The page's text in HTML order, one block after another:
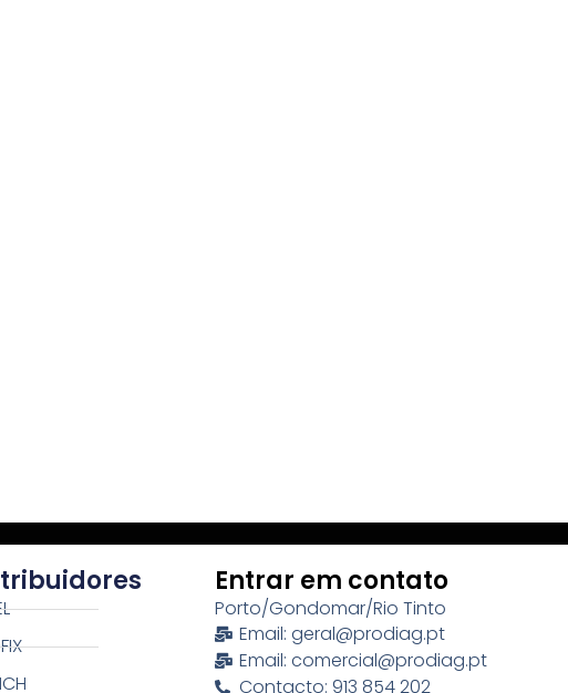
Entrar em contato
Porto/Gondomar/Rio Tinto
Email: geral@prodiag.pt
Email: comercial@prodiag.pt
Contacto: 913 854 202